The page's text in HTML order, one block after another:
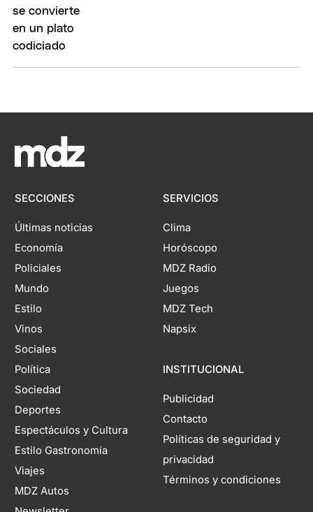
SECCIONES
Últimas noticias
Economía
Policiales
Mundo
Estilo
Vinos
Sociales
Política
Sociedad
Deportes
Espectáculos y Cultura
Estilo Gastronomía
Viajes
MDZ Autos
SERVICIOS
Clima
Horóscopo
MDZ Radio
Juegos
MDZ Tech
Napsix
INSTITUCIONAL
Publicidad
Contacto
Políticas de seguridad y
privacidad
Términos y condiciones